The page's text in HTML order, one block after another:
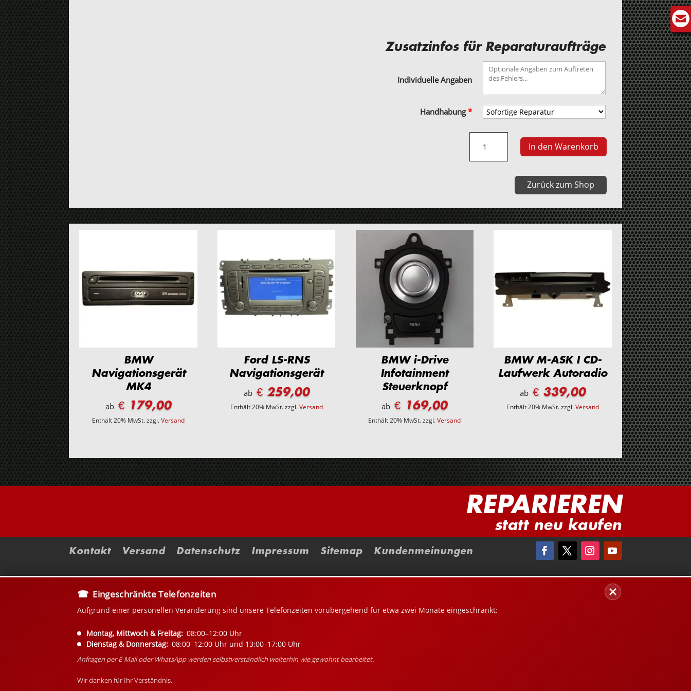
Zusatzinfos für Reparaturaufträge
Individuelle Angaben
Handhabung*
310
In den Warenkorb
Zurück zum Shop
BMW
Navigationsgerät
MK4
ab € 179,00
Enthält 20% MwSt.zzgl.Versand
Ford LS-RNS
Navigationsgerät
ab€ 259,00
Enthält 20% MwSt.zzgl.Versand
BMW i-Drive
Infotainment
Steuerknopf
ab € 169,00
Enthält 20% MwSt.zzgl.Versand
BMW M-ASK I CD-
Laufwerk Autoradio
ab€ 339,00
Enthält 20% MwSt.zzgl.Versand
REPARIEREN
statt neu kaufen
Kontakt Versand Datenschutz Impressum Sitemap Kundenmeinungen
Eingeschränkte Telefonzeiten
Aufgrund einer personellen Veränderung sind unsere Telefonzeiten vorübergehend für etwa zwei Monate eingeschränkt:
Montag, Mittwoch & Freitag: 08:00–12:00 Uhr
Dienstag & Donnerstag: 08:00–12:00 Uhr und 13:00–17:00 Uhr
Anfragen per E-Mail oder WhatsApp werden selbstverständlich weiterhin wie gewohnt bearbeitet.
Wir danken für Ihr Verständnis.